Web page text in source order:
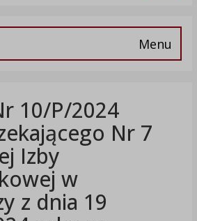
Menu
10/P/2024
Nr 7
Izby
w
z dnia 19